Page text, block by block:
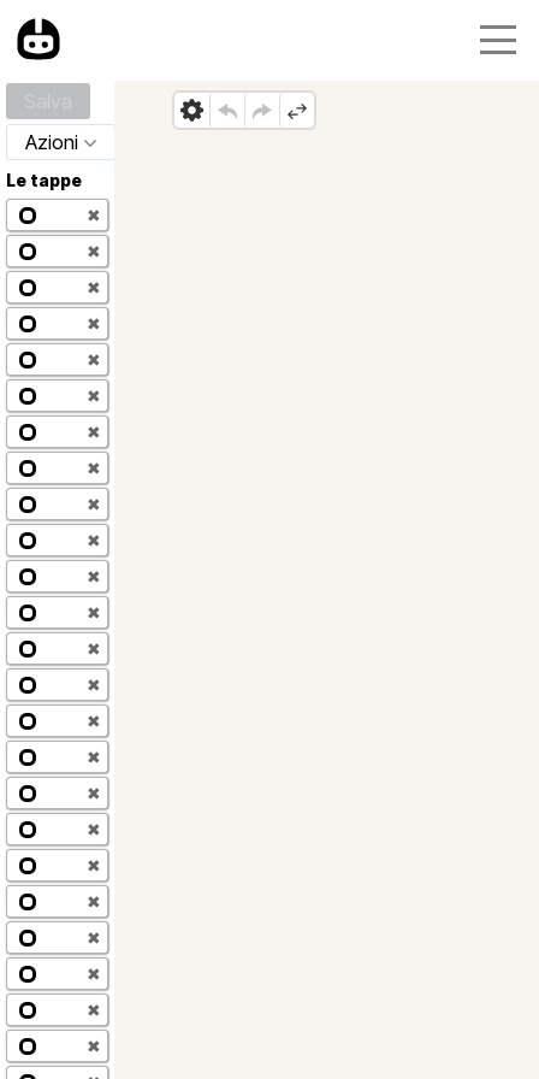
Azioni
Le tappe
✖
✖
✖
✖
✖
✖
✖
✖
✖
✖
✖
✖
✖
✖
✖
✖
✖
✖
✖
✖
✖
✖
✖
✖